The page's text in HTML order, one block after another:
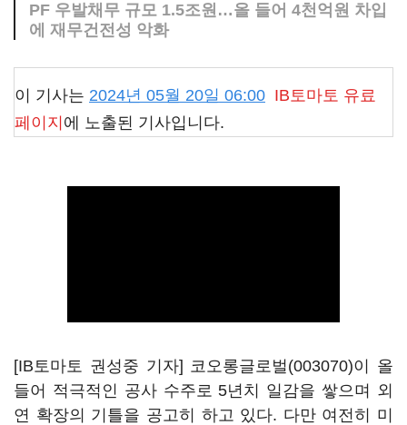
PF 우발채무 규모 1.5조원…올 들어 4천억원 차입
에 재무건전성 악화
이 기사는 2024년 05월 20일 06:00 IB토마토 유료
페이지 에 노출된 기사입니다.
[IB토마토 권성중 기자] 코오롱글로벌(003070)이 올
들어 적극적인 공사 수주로 5년치 일감을 쌓으며 외
연 확장의 기틀을 공고히 하고 있다. 다만 여전히 미